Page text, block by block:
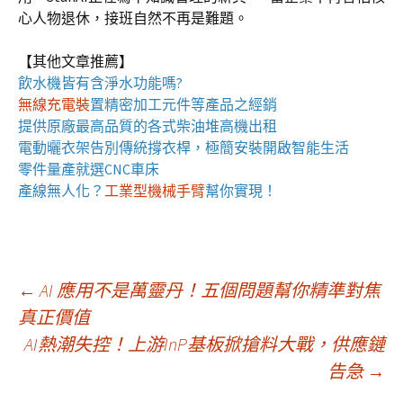
心人物退休，接班自然不再是難題。
【其他文章推薦】
飲水機皆有含淨水功能嗎?
無線充電裝置精密加工元件等產品之經銷
提供原廠最高品質的各式柴油堆高機出租
電動曬衣架告別傳統撐衣桿，極簡安裝開啟智能生活
零件量產就選CNC車床
產線無人化？ 工業型機械手臂幫你實現！
文
章
← AI 應用不是萬靈丹！五個問題幫你精準對焦
真正價值
AI熱潮失控！上游InP基板掀搶料大戰，供應鏈
告急 →